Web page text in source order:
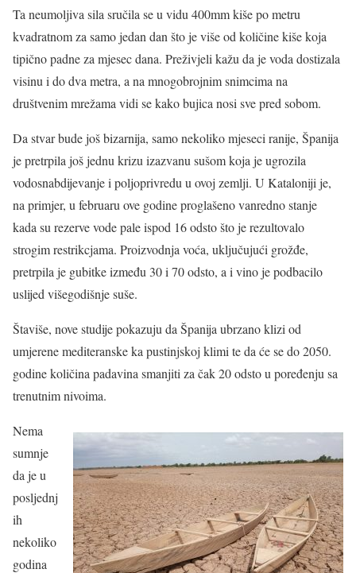
Ta neumoljiva sila sručila se u vidu 400mm kiše po metru
kvadratnom za samo jedan dan što je više od količine kiše koja
tipično padne za mjesec dana. Preživjeli kažu da je voda dostizala
visinu i do dva metra, a na mnogobrojnim snimcima na
društvenim mrežama vidi se kako bujica nosi sve pred sobom.
Da stvar bude još bizarnija, samo nekoliko mjeseci ranije, Španija
je pretrpila još jednu krizu izazvanu sušom koja je ugrozila
vodosnabdijevanje i poljoprivredu u ovoj zemlji. U Kataloniji je,
na primjer, u februaru ove godine proglašeno vanredno stanje
kada su rezerve vode pale ispod 16 odsto što je rezultovalo
strogim restrikcjama. Proizvodnja voća, uključujući grožđe,
pretrpila je gubitke između 30 i 70 odsto, a i vino je podbacilo
uslijed višegodišnje suše.
Štaviše, nove studije pokazuju da Španija ubrzano klizi od
umjerene mediteranske ka pustinjskoj klimi te da će se do 2050.
godine količina padavina smanjiti za čak 20 odsto u poređenju sa
trenutnim nivoima.
Nema
sumnje
da je u
posljednj
ih
nekoliko
godina